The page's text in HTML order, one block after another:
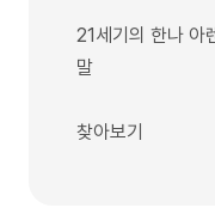
21세기의 한나 아
말
찾아보기